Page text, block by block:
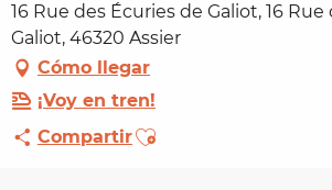
16 Rue des Écuries de Galiot, 16
Galiot, 46320 Assier
Cómo llegar
¡Voy en tren!
CompartirAjouter aux favoris